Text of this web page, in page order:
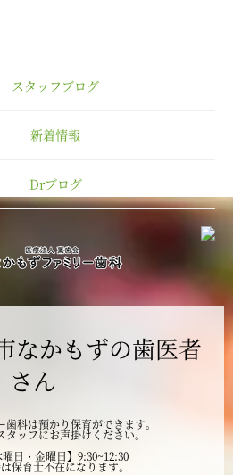
2024年12月
2024年11月
2024年9月
2024年8月
2024年7月
スタッフブログ
新着情報
Drブログ
なかもずの歯医者
さん
科は預かり保育ができます。
ッフにお声掛けください。
曜日・金曜日】9:30~12:30
保育士不在になります。